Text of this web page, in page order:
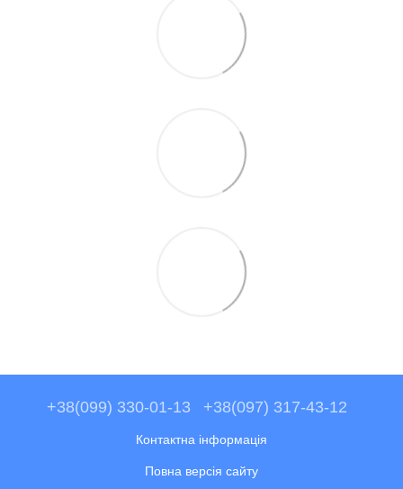
+38(099) 330-01-13 +38(097) 317-43-12
Контактна інформація
Повна версія сайту